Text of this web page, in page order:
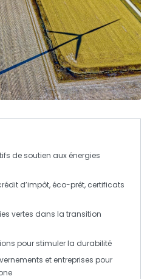
de soutien aux énergies
d’impôt, éco-prêt, certificats
vertes dans la transition
pour stimuler la durabilité
et entreprises pour